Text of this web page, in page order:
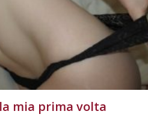
mia prima volta